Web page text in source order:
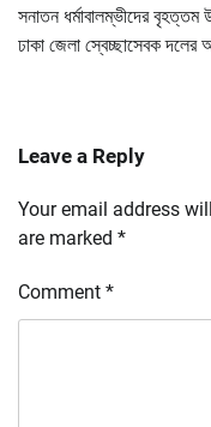
সনাতন ধর্মাবালম্ভীদের বৃহত্তম
ঢাকা জেলা স্বেচ্ছাসেবক
Leave a Reply
Your email address
are marked *
Comment *